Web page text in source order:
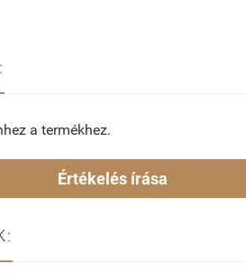
a termékhez.
Értékelés írása